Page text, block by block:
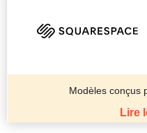
Modèles conçus
Lire